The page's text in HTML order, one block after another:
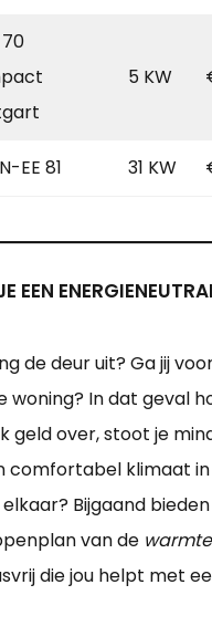
5 KW
EE 81 31 KW
EEN
de deur uit? Ga jij
woning? In dat geval
geld over, stoot je
comfortabel klimaat in
Bijgaand
van de
die jou helpt met